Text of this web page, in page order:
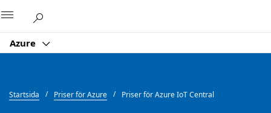
Azure
Startsida Priser för Azure Priser för Azure IoT Central